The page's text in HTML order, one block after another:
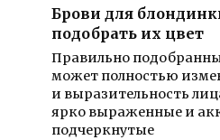
Брови для
подобрать их цвет
Правильно
может полностью
и выразительность
ярко выраженные и
подчеркнутые